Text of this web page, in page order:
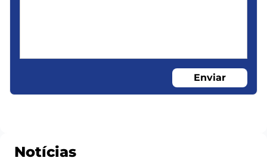
Enviar
Notícias